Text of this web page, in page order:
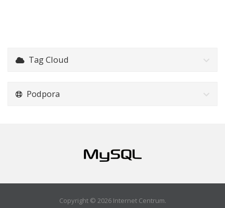
Tag Cloud
Podpora
Copyright © 2026 Internet Centrum.